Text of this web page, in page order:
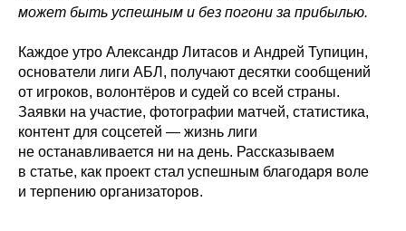
может быть успешным и без погони за прибылью.
Каждое утро Александр Литасов и Андрей Тупицин,
основатели лиги АБЛ, получают десятки сообщений
от игроков, волонтёров и судей со всей страны.
Заявки на участие, фотографии матчей, статистика,
контент для соцсетей — жизнь лиги
не останавливается ни на день. Рассказываем
в статье, как проект стал успешным благодаря воле
и терпению организаторов.